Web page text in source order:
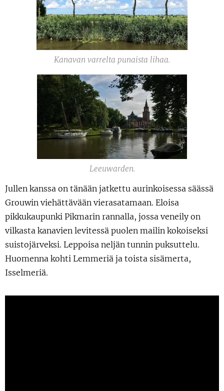
Kanavan varrelta punaista lihaa.
Leeuwarden.
Jullen kanssa on tänään jatkettu aurinkoisessa säässä
Grouwin viehättävään vierasatamaan. Eloisa
pikkukaupunki Pikmarin rannalla, jossa veneily on
vilkasta kanavien levitessä puolen mailin kokoiseksi
suistojärveksi. Leppoisa neljän tunnin puksuttelu.
Huomenna kohti Lemmeriä ja toista sisämerta,
Isselmeriä.